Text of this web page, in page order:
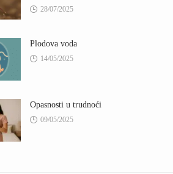
28/07/2025
Plodova voda
14/05/2025
Opasnosti u trudnoći
09/05/2025